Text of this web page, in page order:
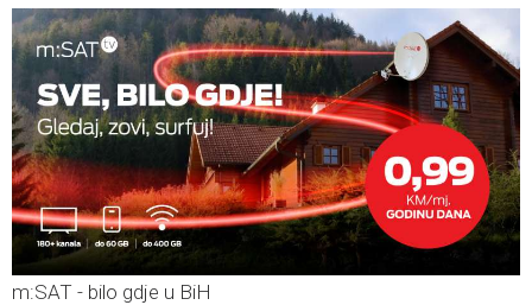
m:SAT - bilo gdje u BiH